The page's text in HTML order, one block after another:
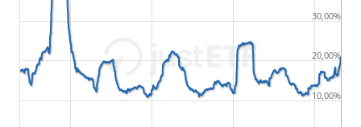
10,00%
20,00%
30,00%